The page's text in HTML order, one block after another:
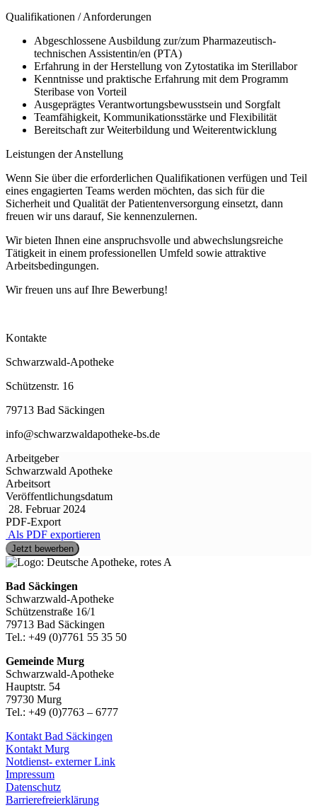
Qualifikationen / Anforderungen
Abgeschlossene Ausbildung zur/zum Pharmazeutisch-
technischen Assistentin/en (PTA)
Erfahrung in der Herstellung von Zytostatika im Sterillabor
Kenntnisse und praktische Erfahrung mit dem Programm
Steribase von Vorteil
Ausgeprägtes Verantwortungsbewusstsein und Sorgfalt
Teamfähigkeit, Kommunikationsstärke und Flexibilität
Bereitschaft zur Weiterbildung und Weiterentwicklung
Leistungen der Anstellung
Wenn Sie über die erforderlichen Qualifikationen verfügen und Teil
eines engagierten Teams werden möchten, das sich für die
Sicherheit und Qualität der Patientenversorgung einsetzt, dann
freuen wir uns darauf, Sie kennenzulernen.
Wir bieten Ihnen eine anspruchsvolle und abwechslungsreiche
Tätigkeit in einem professionellen Umfeld sowie attraktive
Arbeitsbedingungen.
Wir freuen uns auf Ihre Bewerbung!
Kontakte
Schwarzwald-Apotheke
Schützenstr. 16
79713 Bad Säckingen
info@schwarzwaldapotheke-bs.de
Arbeitgeber
Schwarzwald Apotheke
Arbeitsort
Veröffentlichungsdatum
28. Februar 2024
PDF-Export
Als PDF exportieren
Jetzt bewerben
Bad Säckingen
Schwarzwald-Apotheke
Schützenstraße 16/1
79713 Bad Säckingen
Tel.: +49 (0)7761 55 35 50
Gemeinde Murg
Schwarzwald-Apotheke
Hauptstr. 54
79730 Murg
Tel.: +49 (0)7763 – 6777
Kontakt Bad Säckingen
Kontakt Murg
Notdienst- externer Link
Impressum
Datenschutz
Barrierefreierklärung